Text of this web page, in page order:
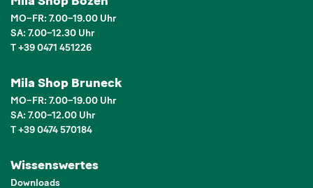
MO–FR: 7.00–19.00 Uhr
SA: 7.00–12.30 Uhr
T +39 0471 451226
Mila Shop Bruneck
MO–FR: 7.00–19.00 Uhr
SA: 7.00–12.00 Uhr
T +39 0474 570184
Wissenswertes
Downloads